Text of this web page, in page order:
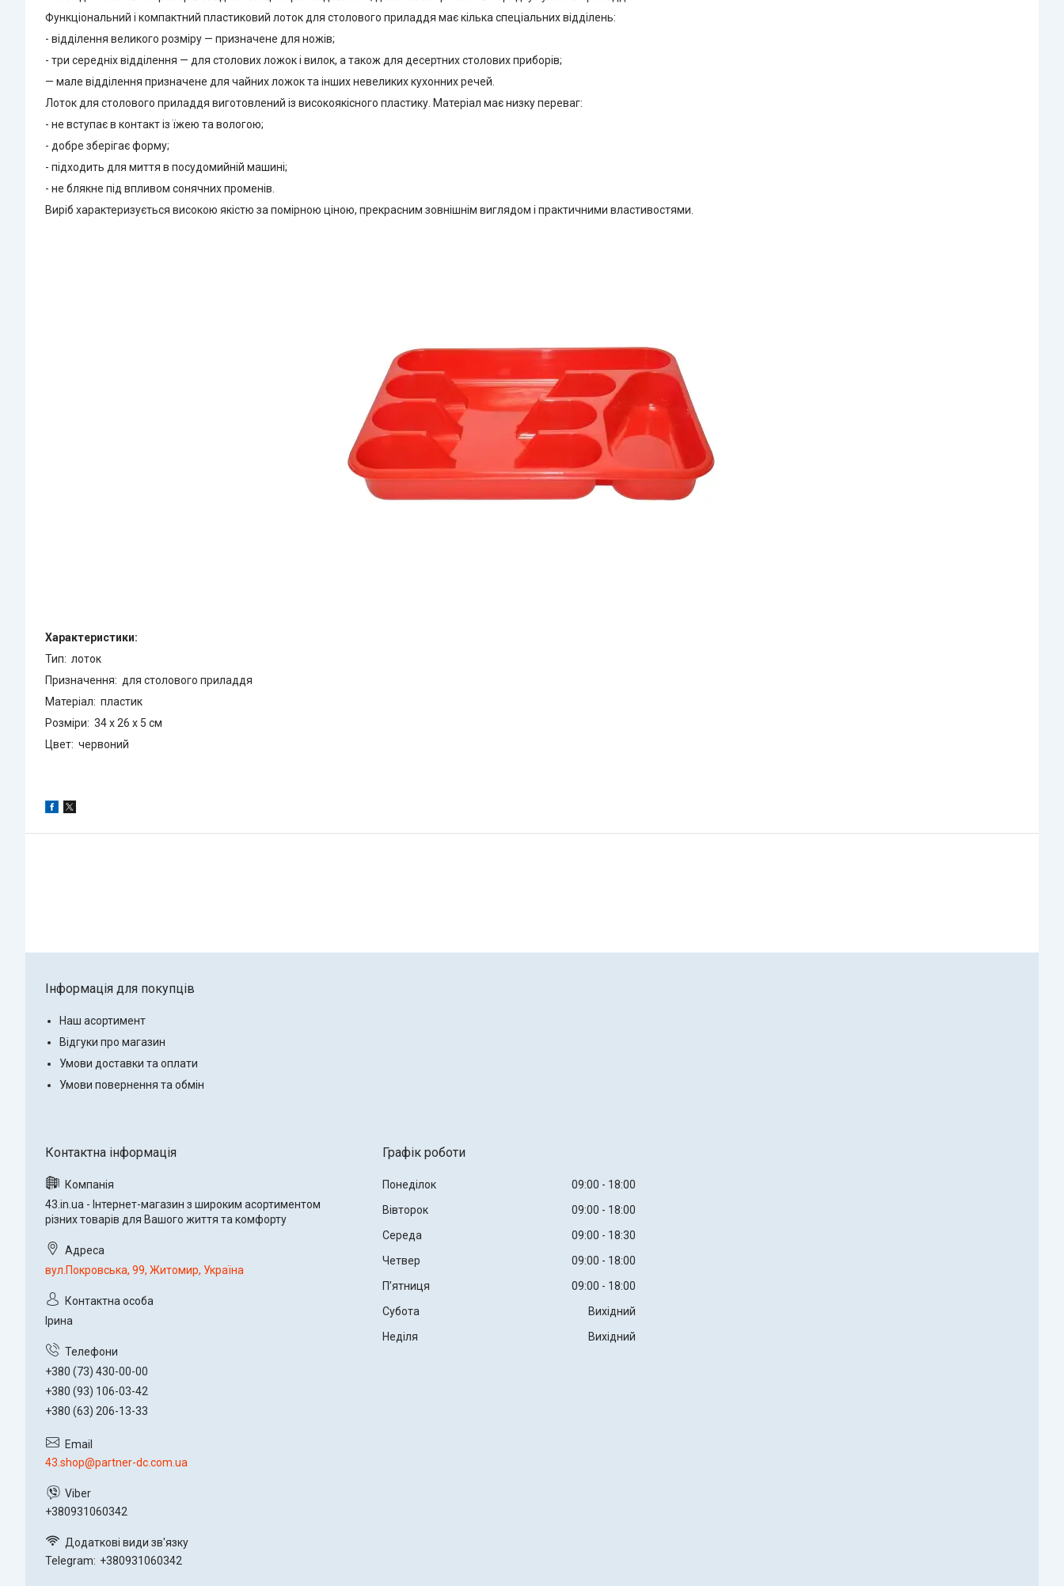
Функціональний і компактний пластиковий лоток для столового приладдя має кілька спеціальних відділень:
- відділення великого розміру — призначене для ножів;
- три середніх відділення — для столових ложок і вилок, а також для десертних столових приборів;
— мале відділення призначене для чайних ложок та інших невеликих кухонних речей.
Лоток для столового приладдя виготовлений із високоякісного пластику. Матеріал має низку переваг:
- не вступає в контакт із їжею та вологою;
- добре зберігає форму;
- підходить для миття в посудомийній машині;
- не блякне під впливом сонячних променів.
Виріб характеризується високою якістю за помірною ціною, прекрасним зовнішнім виглядом і практичними властивостями.
Характеристики:
Тип: лоток
Призначення: для столового приладдя
Матеріал: пластик
Розміри: 34 x 26 x 5 см
Цвет: червоний
Інформація для покупців
Наш асортимент
Відгуки про магазин
Умови доставки та оплати
Умови повернення та обмін
43.in.ua - Інтернет-магазин з широким асортиментом
різних товарів для Вашого життя та комфорту
вул.Покровська, 99, Житомир, Україна
Ірина
+380 (73) 430-00-00
+380 (93) 106-03-42
+380 (63) 206-13-33
43.shop@partner-dc.com.ua
+380931060342
Telegram +380931060342
Графік роботи
Понеділок 09:00
18:00
Вівторок
09:00
18:00
Середа
09:00
18:30
Четвер
09:00
18:00
Пʼятниця
09:00
18:00
Субота
Вихідний
Неділя
Вихідний